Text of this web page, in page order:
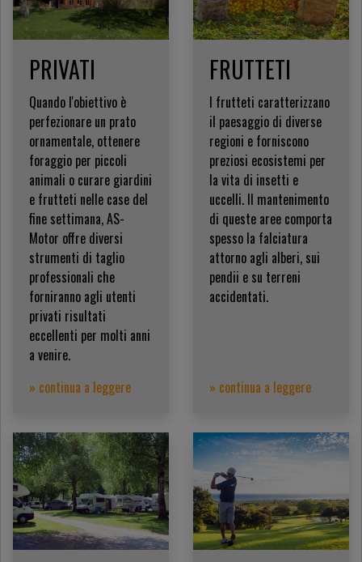
PRIVATI
Quando l'obiettivo è
perfezionare un prato
ornamentale, ottenere
foraggio per piccoli
animali o curare giardini
e frutteti nelle case del
fine settimana, AS-
Motor offre diversi
strumenti di taglio
professionali che
forniranno agli utenti
privati risultati
eccellenti per molti anni
a venire.
» continua a leggere
FRUTTETI
I frutteti caratterizzano
il paesaggio di diverse
regioni e forniscono
preziosi ecosistemi per
la vita di insetti e
uccelli. Il mantenimento
di queste aree comporta
spesso la falciatura
attorno agli alberi, sui
pendii e su terreni
accidentati.
» continua a leggere